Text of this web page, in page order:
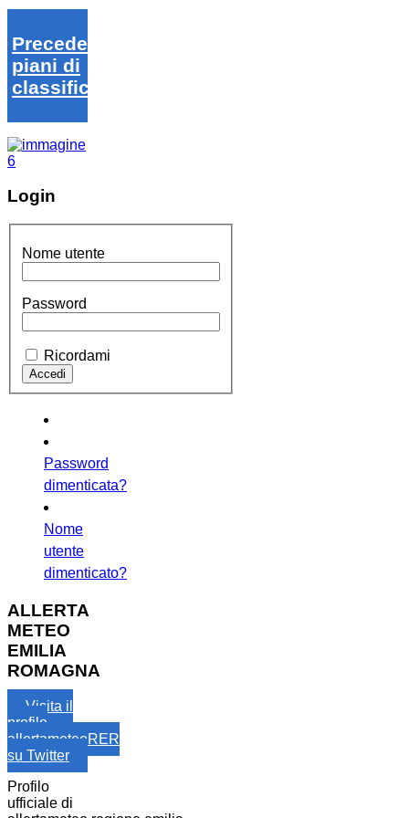
Precedenti
piani di
classifica
Login
Nome utente
Password
Ricordami
Password
dimenticata?
Nome
utente
dimenticato?
ALLERTA
METEO
EMILIA
ROMAGNA
Visita il
profilo
allertameteoRER
su Twitter
Profilo
ufficiale di